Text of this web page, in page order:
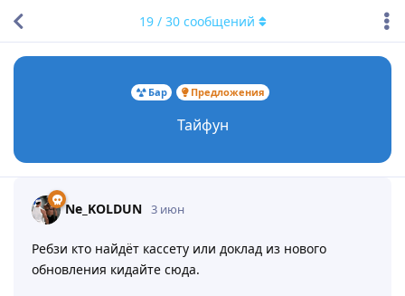
Бар Предложения
Тайфун
19/ 30сообщений
Ne_KOLDUN 3 июн
Ребзи кто найдёт кассету или доклад из нового
обновления кидайте сюда.